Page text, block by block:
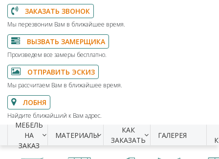
ЗАКАЗАТЬ ЗВОНОК
Мы перезвоним Вам в ближайшее время.
ВЫЗВАТЬ ЗАМЕРЩИКА
Произведем все замеры бесплатно.
ОТПРАВИТЬ ЭСКИЗ
Мы рассчитаем Вам в ближайшее время.
ЛОБНЯ
Найдите ближайший к Вам адрес.
МЕБЕЛЬ
НА
ЗАКАЗ
МАТЕРИАЛЫ
КАК
ЗАКАЗАТЬ
ГАЛЕРЕЯ